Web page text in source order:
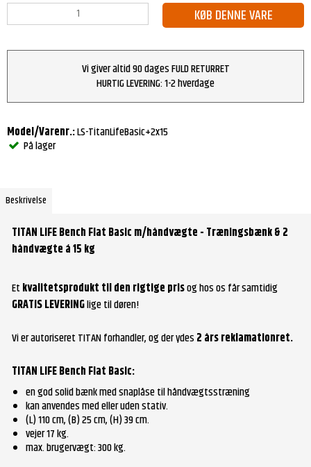
KØB DENNE VARE
Vi giver altid 90 dages FULD RETURRET
HURTIG LEVERING: 1-2 hverdage
Model/Varenr.:LS-TitanLifeBasic+2x15
På lager
Beskrivelse
TITAN LIFE Bench Flat Basic m/håndvægte - Træningsbænk & 2
håndvægte á 15 kg
Etkvalitetsprodukt til den rigtige prisog hos os får samtidig
GRATIS LEVERINGlige til døren!
Vi er autoriseret TITAN forhandler, og der ydes2 års reklamationret.
TITAN LIFE Bench Flat Basic:
en god solid bænk med snaplåse til håndvægtsstræning
kan anvendes med eller uden stativ.
(L) 110 cm, (B) 25 cm, (H) 39 cm.
vejer 17 kg.
max. brugervægt: 300 kg.